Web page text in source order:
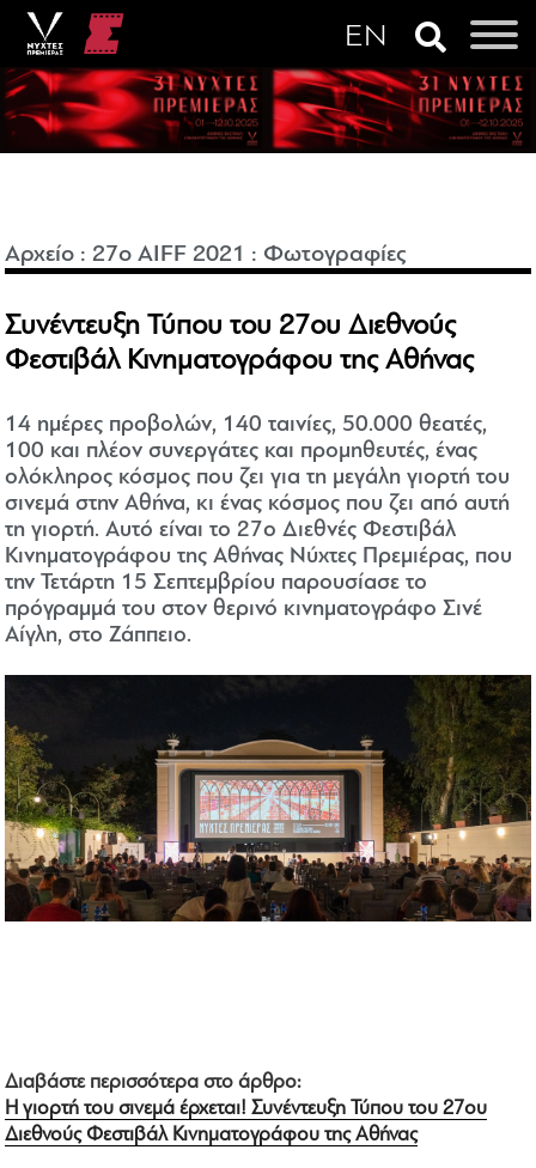
Αρχείο :27o AIFF 2021 : Φωτογραφίες
Συνέντευξη Τύπου του 27ου Διεθνούς
Φεστιβάλ Κινηματογράφου της Αθήνας
14 ημέρες προβολών, 140 ταινίες, 50.000 θεατές,
100 και πλέον συνεργάτες και προμηθευτές, ένας
ολόκληρος κόσμος που ζει για τη μεγάλη γιορτή του
σινεμά στην Αθήνα, κι ένας κόσμος που ζει από αυτή
τη γιορτή. Αυτό είναι το 27ο Διεθνές Φεστιβάλ
Κινηματογράφου της Αθήνας Νύχτες Πρεμιέρας, που
την Τετάρτη 15 Σεπτεμβρίου παρουσίασε το
πρόγραμμά του στον θερινό κινηματογράφο Σινέ
Αίγλη, στο Ζάππειο.
Διαβάστε περισσότερα στο άρθρο:
Η γιορτή του σινεμά έρχεται! Συνέντευξη Τύπου του 27ου
Διεθνούς Φεστιβάλ Κινηματογράφου της Αθήνας